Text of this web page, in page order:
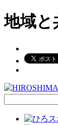
地域と